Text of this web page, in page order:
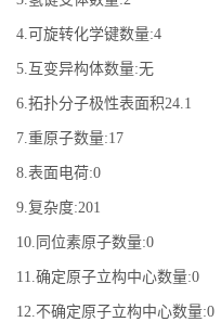
4.可旋转化学键数量:4
5.互变异构体数量:无
6.拓扑分子极性表面积24.1
7.重原子数量:17
8.表面电荷:0
9.复杂度:201
10.同位素原子数量:0
11.确定原子立构中心数量:0
12.不确定原子立构中心数量:0